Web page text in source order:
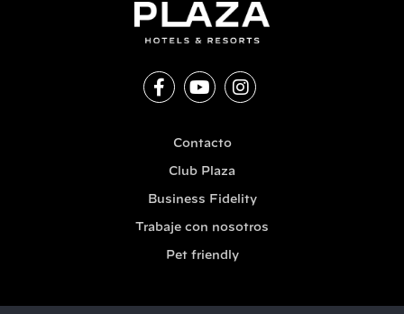
Contacto
Club Plaza
Business Fidelity
Trabaje con nosotros
Pet friendly